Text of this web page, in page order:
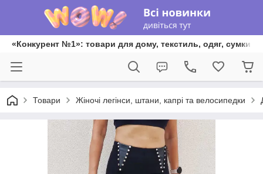
«Конкурент №1»: товари для дому, текстиль, одяг, сумки
Товари Жіночі легінси, штани, капрі та велосипедки